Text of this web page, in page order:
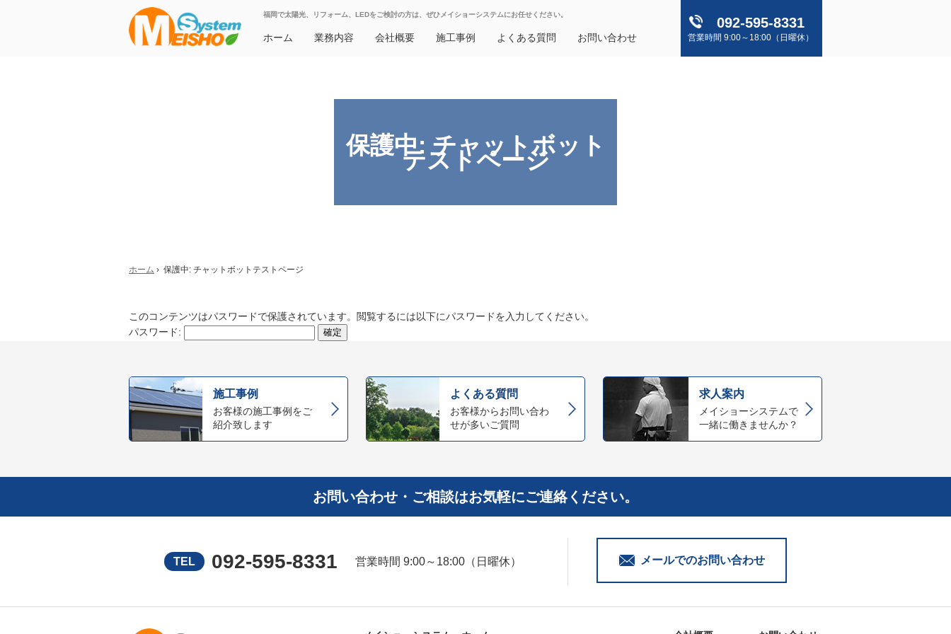
福岡で太陽光、リフォーム、LEDをご検討の方は、ぜひメイショーシステムにお任せください。
ホーム 業務内容 会社概要 施工事例 よくある質問 お問い合わせ
092-595-8331
営業時間 9:00～18:00（日曜休）
保護中: チャットボット
テストページ
ホーム › 保護中: チャットボットテストページ
このコンテンツはパスワードで保護されています。閲覧するには以下にパスワードを入力してください。
パスワード:
施工事例
お客様の施工事例をご
紹介致します
よくある質問
お客様からお問い合わ
せが多いご質問
求人案内
メイショーシステムで
一緒に働きませんか？
お問い合わせ・ご相談はお気軽にご連絡ください。
TEL 092-595-8331 営業時間 9:00～18:00（日曜休） メールでのお問い合わせ